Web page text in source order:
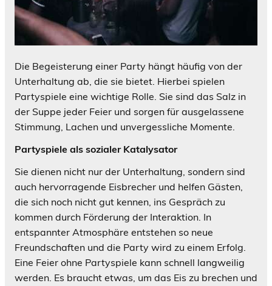
Die Begeisterung einer Party hängt häufig von der
Unterhaltung ab, die sie bietet. Hierbei spielen
Partyspiele eine wichtige Rolle. Sie sind das Salz in
der Suppe jeder Feier und sorgen für ausgelassene
Stimmung, Lachen und unvergessliche Momente.
Partyspiele als sozialer Katalysator
Sie dienen nicht nur der Unterhaltung, sondern sind
auch hervorragende Eisbrecher und helfen Gästen,
die sich noch nicht gut kennen, ins Gespräch zu
kommen durch Förderung der Interaktion. In
entspannter Atmosphäre entstehen so neue
Freundschaften und die Party wird zu einem Erfolg.
Eine Feier ohne Partyspiele kann schnell langweilig
werden. Es braucht etwas, um das Eis zu brechen und